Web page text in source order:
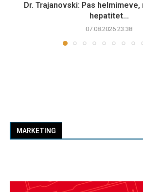
Dr. Trajanovski: Pas helmimeve,
hepatitet...
07.08.2026 23:38
MARKETING